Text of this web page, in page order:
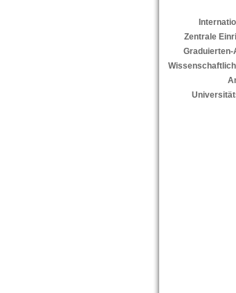
Zentrale
Graduierten-